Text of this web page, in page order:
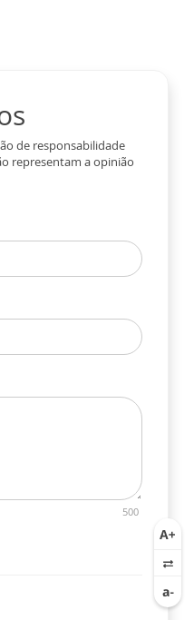
de responsabilidade
representam a opinião
500